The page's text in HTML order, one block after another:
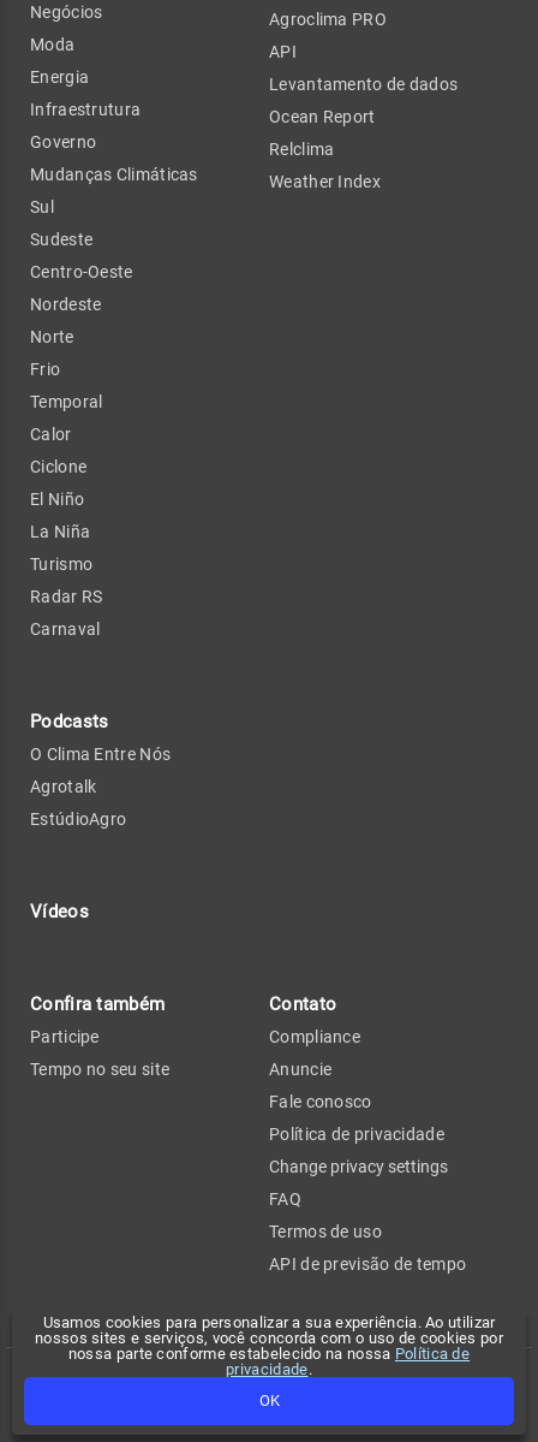
Usamos cookies para personalizar a sua experiência. Ao utilizar
nossos sites e serviços, você concorda com o uso de cookies por
nossa parte conforme estabelecido na nossa Política de
privacidade.
OK
Negócios
Moda
Energia
Infraestrutura
Governo
Mudanças Climáticas
Sul
Sudeste
Centro-Oeste
Nordeste
Norte
Frio
Temporal
Calor
Ciclone
El Niño
La Niña
Turismo
Radar RS
Carnaval
Podcasts
O Clima Entre Nós
Agrotalk
EstúdioAgro
Vídeos
Agroclima PRO
API
Levantamento de dados
Ocean Report
Relclima
Weather Index
Confira também
Participe
Tempo no seu site
Contato
Compliance
Anuncie
Fale conosco
Política de privacidade
Change privacy settings
FAQ
Termos de uso
API de previsão de tempo
Copyright 2026 - Climatempo. Todos os direitos reservados.